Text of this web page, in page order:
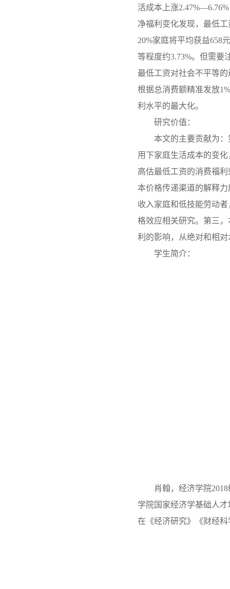
活成本上涨
净福利变化发现，最低
20%家庭将平均获益658
等程度约3.73%。但需要
最低工资对社会不平等
根据总消费额精准发放
利水平的最大化。
研究价值：
本文的主要贡献为
用下家庭生活成本的变
高估最低工资的消费福
本价格传递渠道的解释
收入家庭和低技能劳动
格效应相关研究。第三
利的影响，从绝对和相
学生简介：
肖翰，经济学院
学院国家经济学基础人
在《经济研究》《财经科